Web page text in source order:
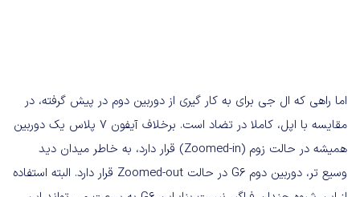
اما راهی که ال جی برای به کار گیری از دوربین دوم در پیش گرفته، در
مقایسه با اپل، کاملا در تضاد است. برخلاف آیفون 7 پلاس یک دوربین
همیشه در حالت زوم (Zoomed-in) قرار دارد، به خاطر میدان دید
وسیع تر، دوربین دوم G6 در حالت Zoomed-out قرار دارد. البته استفاده